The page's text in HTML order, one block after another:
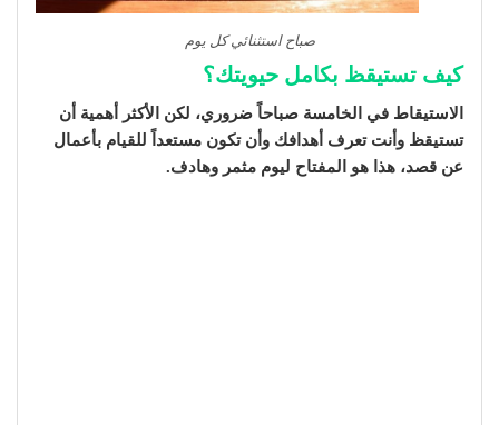
صباح استثنائي كل يوم
كيف تستيقظ بكامل حيويتك؟
الاستيقاط في الخامسة صباحاً ضروري، لكن الأكثر أهمية أن
تستيقظ وأنت تعرف أهدافك وأن تكون مستعداً للقيام بأعمال
عن قصد، هذا هو المفتاح ليوم مثمر وهادف.